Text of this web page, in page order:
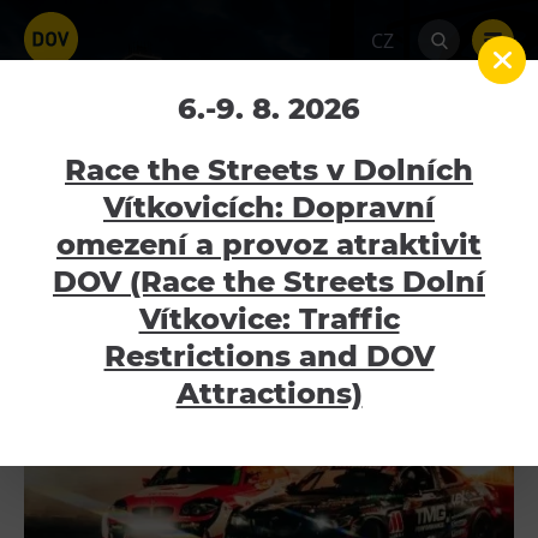
CZ
Informace
Home Informace
Atraktivity
Bolt Tower
Velký svět techniky
Malý svět techniky U6
Gong
Galerie Gong
6.-9. 8. 2026
Race the Streets v Dolních
Vítkovicích: Dopravní
omezení a provoz atraktivit
DOV (Race the Streets Dolní
Vítkovice: Traffic
Restrictions and DOV
Attractions)